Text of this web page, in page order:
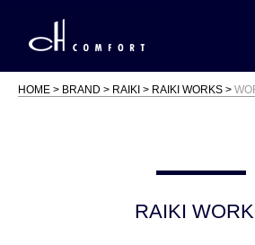
HOME BRAND RAIKI RAIKI WORKS
RAIKI